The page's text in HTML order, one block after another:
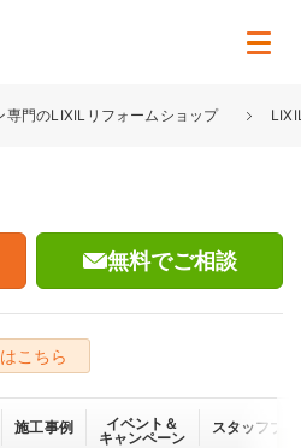
門のLIXILリフォームショップ
無料でご相談
こちら
施工事例
イベント＆
キャンペーン
スタッフブ